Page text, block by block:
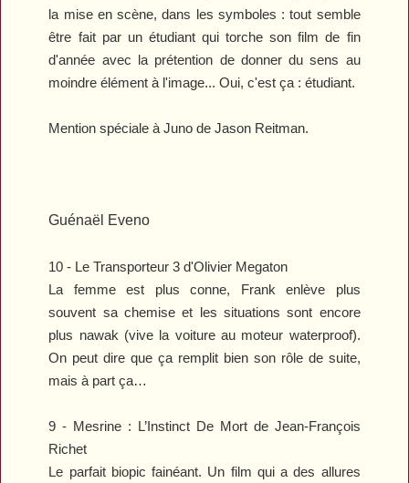
la mise en scène, dans les symboles : tout semble
être fait par un étudiant qui torche son film de fin
d'année avec la prétention de donner du sens au
moindre élément à l'image... Oui, c'est ça : étudiant.
Mention spéciale àJuno de Jason Reitman.
Guénaël Eveno
10 - Le Transporteur 3 d'Olivier Megaton
La femme est plus conne, Frank enlève plus
souvent sa chemise et les situations sont encore
plus nawak (vive la voiture au moteur waterproof).
On peut dire que ça remplit bien son rôle de suite,
mais à part ça…
9 - Mesrine : L’Instinct De Mortde Jean-François
Richet
Le parfait biopic fainéant. Un film qui a des allures